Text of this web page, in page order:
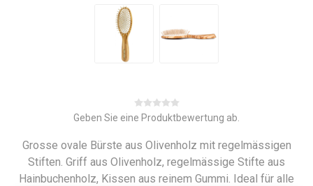
Geben Sie eine Produktbewertung ab.
Grosse ovale Bürste aus Olivenholz mit regelmässigen
Stiften. Griff aus Olivenholz, regelmässige Stifte aus
Hainbuchenholz, Kissen aus reinem Gummi. Ideal für alle